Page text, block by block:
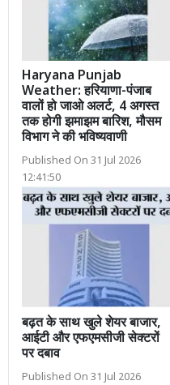
Haryana Punjab
Weather: हरियाणा-पंजाब
वालों हो जाओ अलर्ट, 4 अगस्त
तक होगी झमाझम बारिश, मौसम
विभाग ने की भविष्यवाणी
Published On 31 Jul 2026
12:41:50
बढ़त के साथ खुले शेयर बाजार,
आईटी और एफएमसीजी सेक्टरों
पर दबाव
Published On 31 Jul 2026